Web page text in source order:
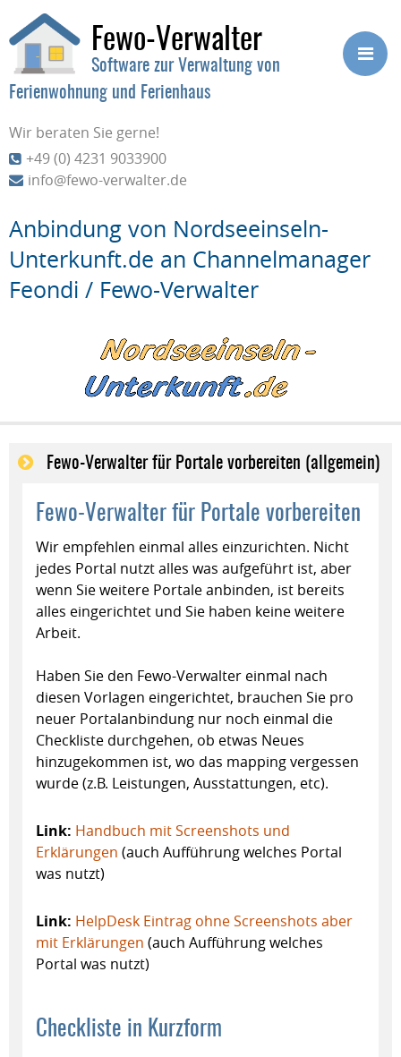
Fewo-Verwalter
Software zur Verwaltung von
Ferienwohnung und Ferienhaus
Wir beraten Sie gerne!
+49 (0) 4231 9033900
info@fewo-verwalter.de
Anbindung von Nordseeinseln-
Unterkunft.de an Channelmanager
Feondi / Fewo-Verwalter
Fewo-Verwalter für Portale vorbereiten (allgemein)
Fewo-Verwalter für Portale vorbereiten
Wir empfehlen einmal alles einzurichten. Nicht
jedes Portal nutzt alles was aufgeführt ist, aber
wenn Sie weitere Portale anbinden, ist bereits
alles eingerichtet und Sie haben keine weitere
Arbeit.
Haben Sie den Fewo-Verwalter einmal nach
diesen Vorlagen eingerichtet, brauchen Sie pro
neuer Portalanbindung nur noch einmal die
Checkliste durchgehen, ob etwas Neues
hinzugekommen ist, wo das mapping vergessen
wurde (z.B. Leistungen, Ausstattungen, etc).
Link: Handbuch mit Screenshots und
Erklärungen (auch Aufführung welches Portal
was nutzt)
Link: HelpDesk Eintrag ohne Screenshots aber
mit Erklärungen (auch Aufführung welches
Portal was nutzt)
Checkliste in Kurzform